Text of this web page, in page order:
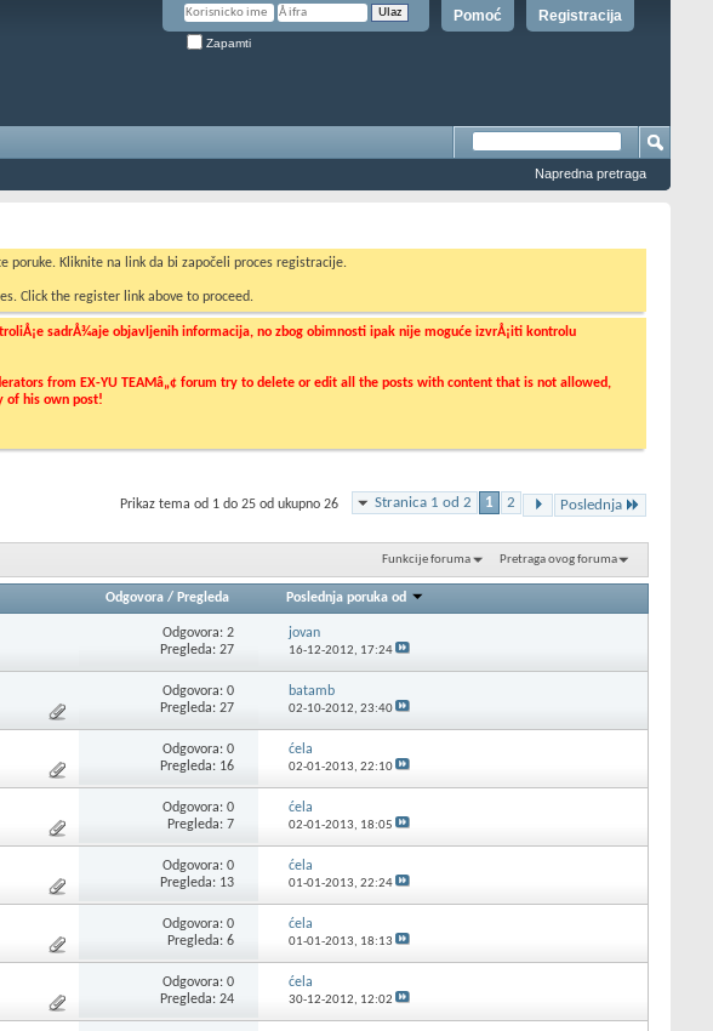
Registracija
Pomoć
Zapamti
Napredna pretraga
poruke. Kliknite na link da bi započeli proces registracije.
Click the register link above to proceed.
sadrÅ¾aje objavljenih informacija, no zbog obimnosti ipak nije moguće izvrÅ¡iti kontrolu
from EX-YU TEAMâ„¢ forum try to delete or edit all the posts with content that is not allowed,
of his own post!
Stranica 1 od 2 1 2 Poslednja
Prikaz tema od 1 do 25 od ukupno 26
Funkcije foruma Pretraga ovog foruma
Odgovora / Pregleda Poslednja poruka od
Odgovora: 2
Pregleda: 27
jovan
16-12-2012, 17:24
Odgovora: 0
Pregleda: 27
batamb
02-10-2012, 23:40
Odgovora: 0
Pregleda: 16
ćela
02-01-2013, 22:10
Odgovora: 0
Pregleda: 7
ćela
02-01-2013, 18:05
Odgovora: 0
Pregleda: 13
ćela
01-01-2013, 22:24
Odgovora: 0
Pregleda: 6
ćela
01-01-2013, 18:13
Odgovora: 0
Pregleda: 24
ćela
30-12-2012, 12:02